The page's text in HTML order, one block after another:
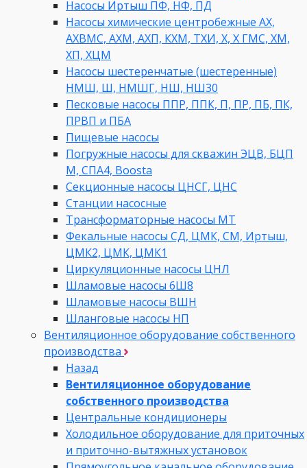
Насосы Иртыш ПФ, НФ, ПД
Насосы химические центробежные АХ,
АХВМС, АХМ, АХП, КХМ, ТХИ, Х, Х ГМС, ХМ,
ХП, ХЦМ
Насосы шестеренчатые (шестеренные)
НМШ, Ш, НМШГ, НШ, НШ30
Песковые насосы ППР, ППК, П, ПР, ПБ, ПК,
ПРВП и ПБА
Пищевые насосы
Погружные насосы для скважин ЭЦВ, БЦП
М, СПА4, Boosta
Секционные насосы ЦНСГ, ЦНС
Станции насосные
Трансформаторные насосы МТ
Фекальные насосы СД, ЦМК, СМ, Иртыш,
ЦМК2, ЦМК, ЦМК1
Циркуляционные насосы ЦНЛ
Шламовые насосы 6Ш8
Шламовые насосы ВШН
Шланговые насосы НП
Вентиляционное оборудование собственного
производства
Назад
Вентиляционное оборудование
собственного производства
Центральные кондиционеры
Холодильное оборудование для приточных
и приточно-вытяжных установок